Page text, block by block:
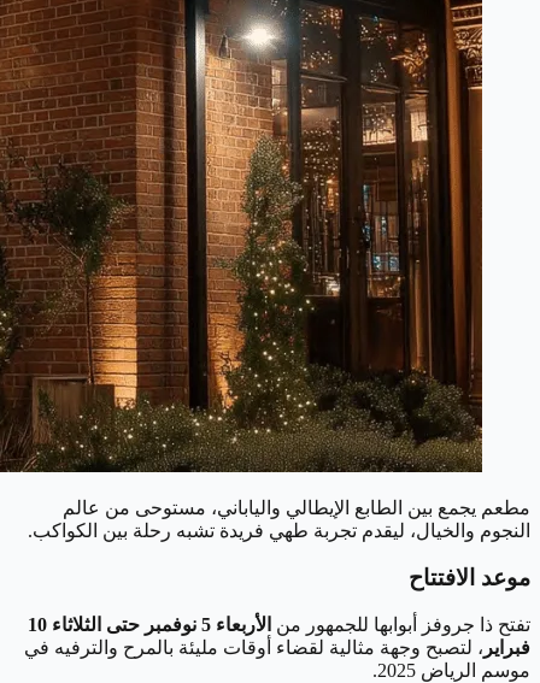
مطعم يجمع بين الطابع الإيطالي والياباني، مستوحى من عالم
النجوم والخيال، ليقدم تجربة طهي فريدة تشبه رحلة بين الكواكب.
موعد الافتتاح
تفتح ذا جروفز أبوابها للجمهور من
الأربعاء 5 نوفمبر حتى الثلاثاء 10
فبراير ، لتصبح وجهة مثالية لقضاء أوقات مليئة بالمرح والترفيه في
موسم الرياض 2025.